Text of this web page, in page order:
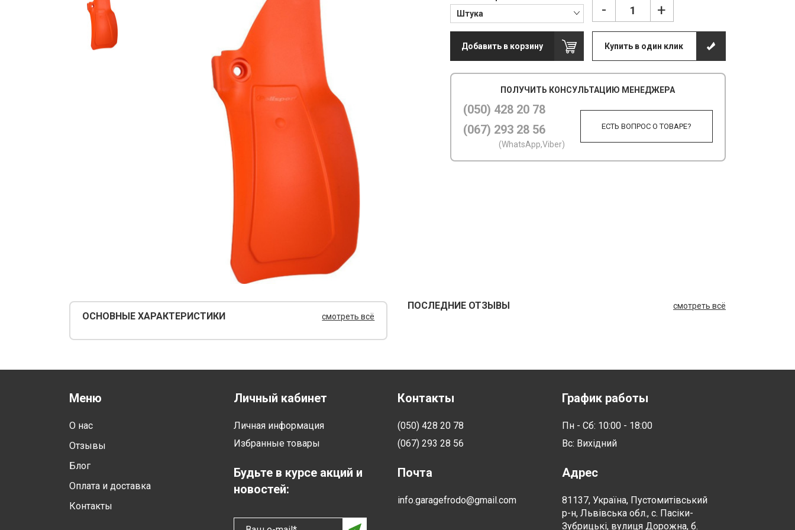
Гідравлічне масло
Все разделы
Штука
- +
Добавить в корзину Купить в один клик
ПОЛУЧИТЬ КОНСУЛЬТАЦИЮ МЕНЕДЖЕРА
(050) 428 20 78
(067) 293 28 56
(WhatsApp,Viber)
ЕСТЬ ВОПРОС О ТОВАРЕ?
ОСНОВНЫЕ ХАРАКТЕРИСТИКИ смотреть всё
ПОСЛЕДНИЕ ОТЗЫВЫ смотреть всё
Меню
О нас
Отзывы
Блог
Оплата и доставка
Контакты
Личный кабинет
Личная информация
Избранные товары
Будьте в курсе акций и
новостей:
Контакты
(050) 428 20 78
(067) 293 28 56
Почта
info.garagefrodo@gmail.com
График работы
Пн - Сб: 10:00 - 18:00
Вс: Вихідний
Адрес
81137, Україна, Пустомитівський
р-н, Львівська обл., с. Пасіки-
Зубрицькі, вулиця Дорожна, б.